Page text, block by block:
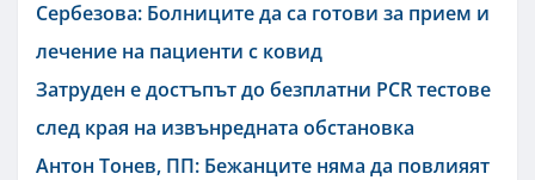
Сербезова: Болниците да са готови за прием и
лечение на пациенти с ковид
Затруден е достъпът до безплатни PCR тестове
след края на извънредната обстановка
Антон Тонев, ПП: Бежанците няма да повлияят